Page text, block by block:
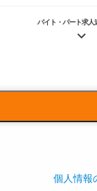
バイト・パート求人

清掃請負業務を
など建物管理に
個人情報